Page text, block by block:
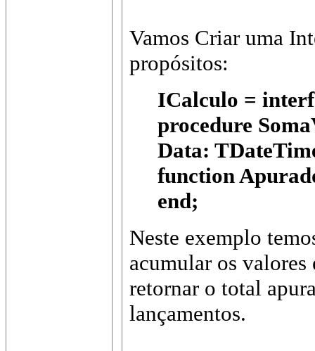
Vamos Criar uma
propósitos:
ICalculo =
procedure
Data:
function
end;
Neste exemplo
acumular os
retornar o total
lançamentos.